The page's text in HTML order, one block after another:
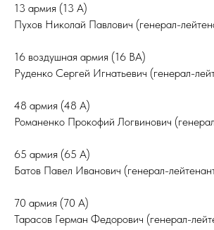
13 армия (13 А)
Пухов Николай Павлович (генерал-
16 воздушная армия (16 ВА)
Руденко Сергей Игнатьевич (генерал-
48 армия (48 А)
Романенко Прокофий Логвинович
65 армия (65 А)
Батов Павел Иванович (генерал-
70 армия (70 А)
Тарасов Герман Федорович (генерал-